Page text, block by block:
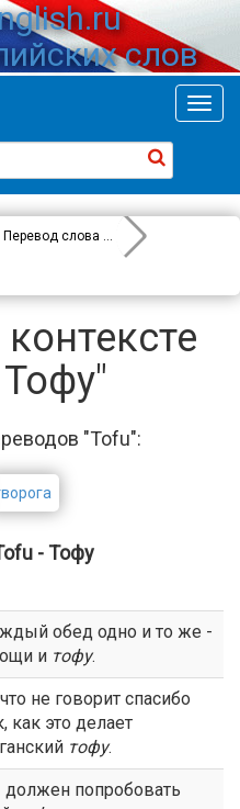
слов
Перевод слова
Tofu
"Tofu":
- Тофу
обед одно и то же -
и тофу.
не говорит спасибо
как это делает
тофу.
попробовать